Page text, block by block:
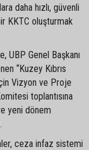
daha hızlı, güvenli
KKTC oluşturmak
UBP Genel Başkanı
“Kuzey Kıbrıs
Vizyon ve Proje
toplantısına
yeni dönem
ceza infaz sistemi